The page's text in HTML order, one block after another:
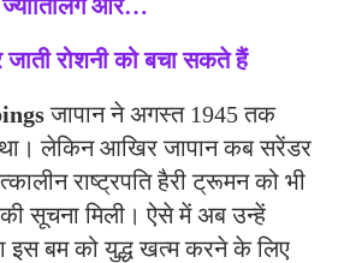
और…
रोशनी को बचा सकते हैं
जापान ने अगस्त 1945 तक
लेकिन आखिर जापान कब सरेंडर
राष्ट्रपति हैरी ट्रूमन को भी
की सूचना मिली। ऐसे में अब उन्हें
इस बम को युद्ध खत्म करने के लिए